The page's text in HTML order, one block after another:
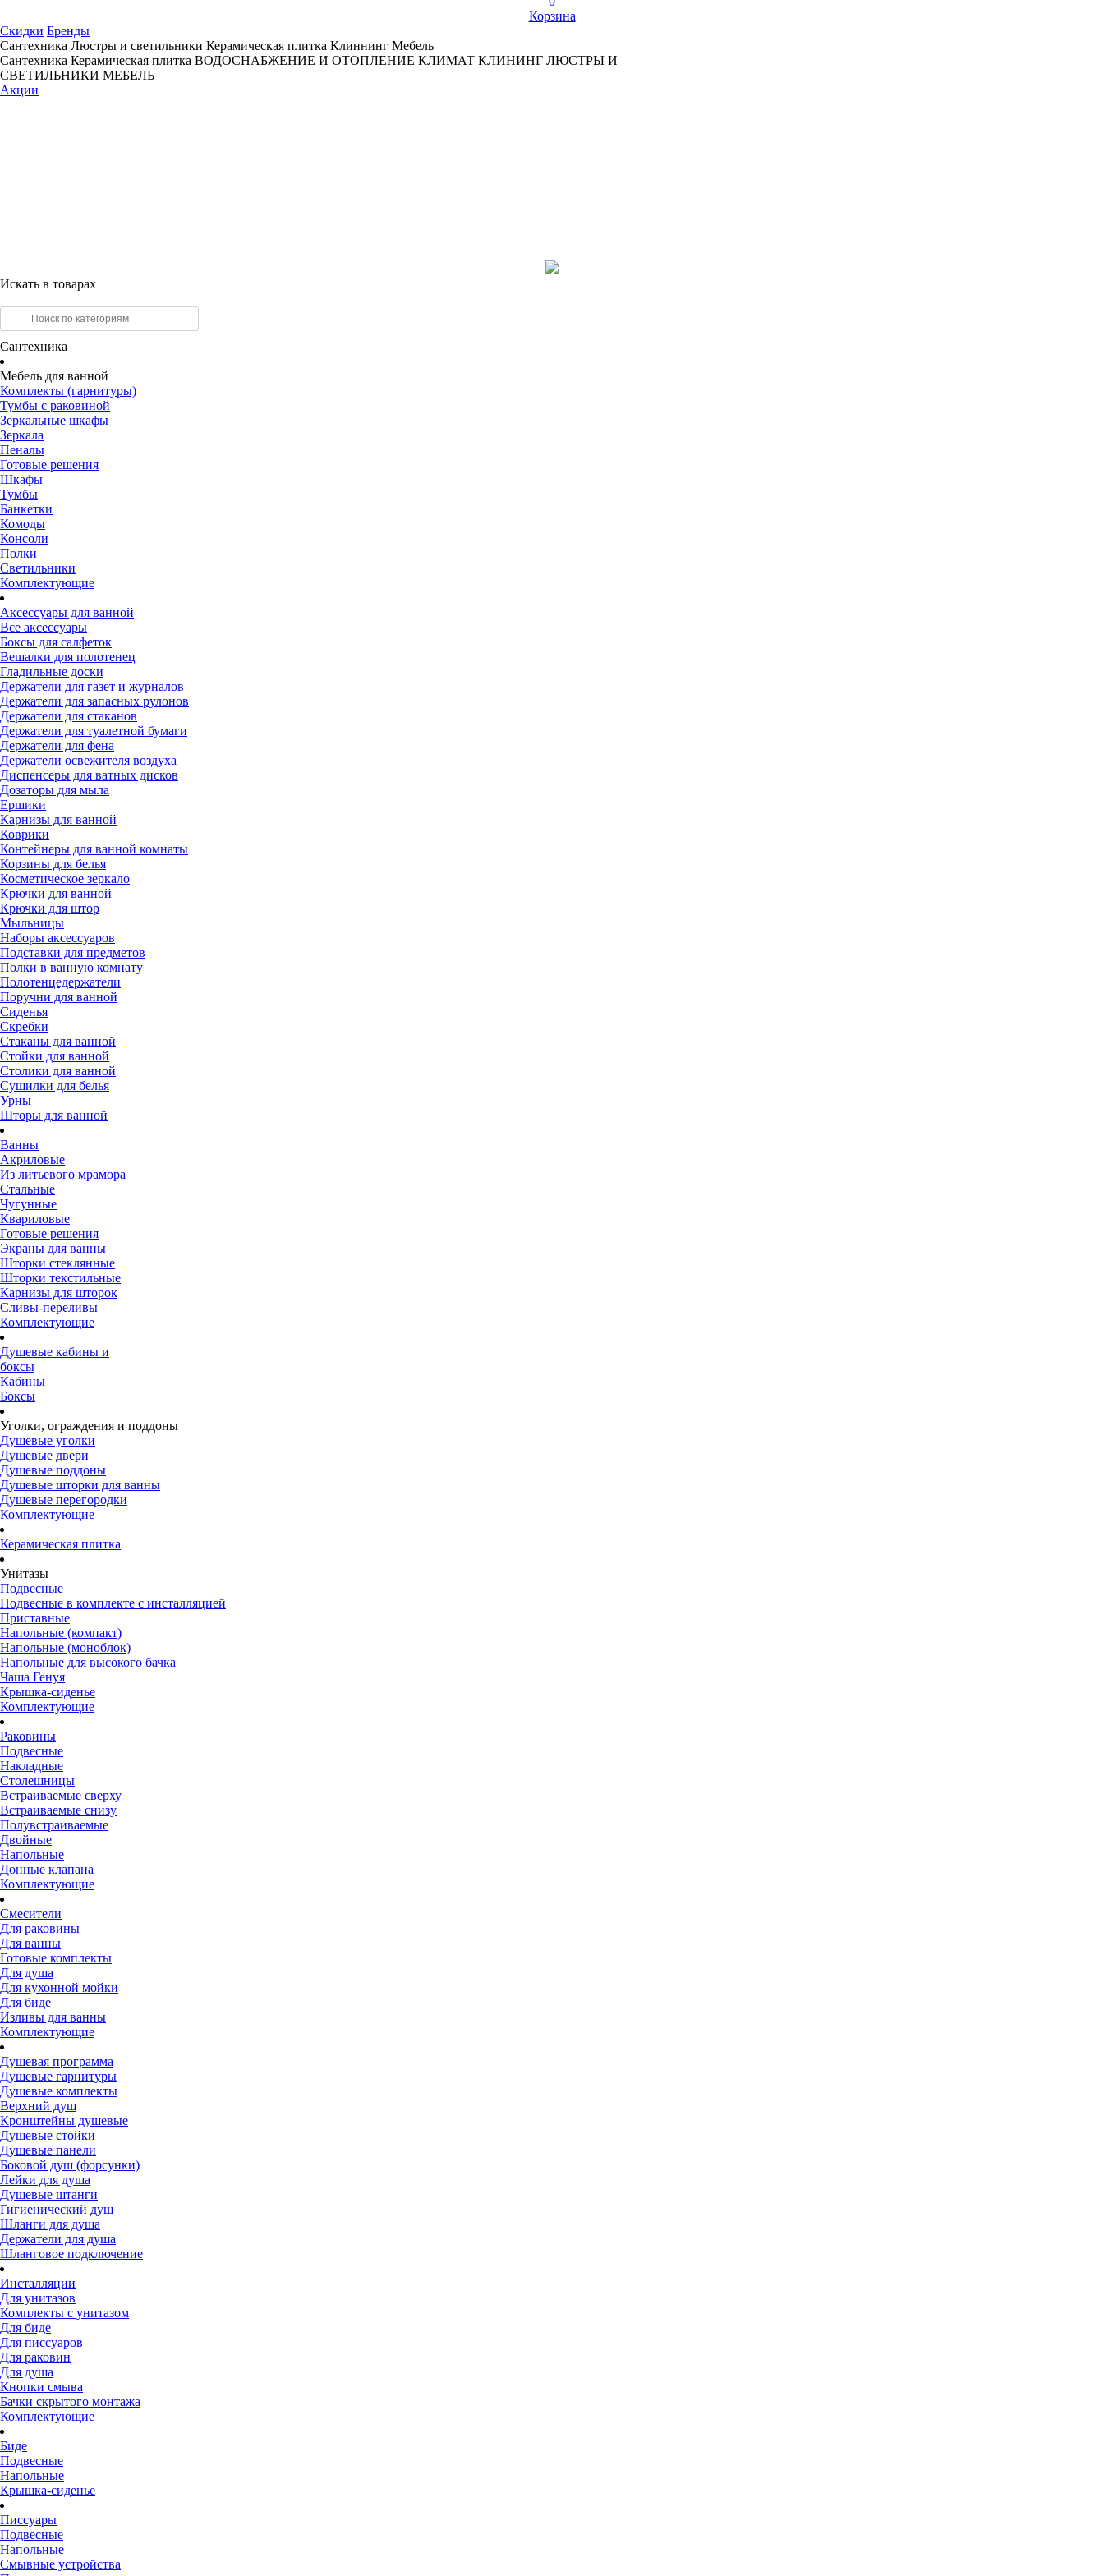
Корзина
Скидки Бренды
Сантехника Люстры и светильники Керамическая плитка Клиннинг Мебель
Сантехника Керамическая плитка ВОДОСНАБЖЕНИЕ И ОТОПЛЕНИЕ КЛИМАТ КЛИНИНГ ЛЮСТРЫ И
СВЕТИЛЬНИКИ МЕБЕЛЬ
Акции
Искать в товарах
Сантехника
Мебель для ванной
Комплекты (гарнитуры)
Тумбы с раковиной
Зеркальные шкафы
Зеркала
Пеналы
Готовые решения
Шкафы
Тумбы
Банкетки
Комоды
Консоли
Полки
Светильники
Комплектующие
Аксессуары для ванной
Все аксессуары
Боксы для салфеток
Вешалки для полотенец
Гладильные доски
Держатели для газет и журналов
Держатели для запасных рулонов
Держатели для стаканов
Держатели для туалетной бумаги
Держатели для фена
Держатели освежителя воздуха
Диспенсеры для ватных дисков
Дозаторы для мыла
Ершики
Карнизы для ванной
Коврики
Контейнеры для ванной комнаты
Корзины для белья
Косметическое зеркало
Крючки для ванной
Крючки для штор
Мыльницы
Наборы аксессуаров
Подставки для предметов
Полки в ванную комнату
Полотенцедержатели
Поручни для ванной
Сиденья
Скребки
Стаканы для ванной
Стойки для ванной
Столики для ванной
Сушилки для белья
Урны
Шторы для ванной
Ванны
Акриловые
Из литьевого мрамора
Стальные
Чугунные
Квариловые
Готовые решения
Экраны для ванны
Шторки стеклянные
Шторки текстильные
Карнизы для шторок
Сливы-переливы
Комплектующие
Душевые кабины и
боксы
Кабины
Боксы
Уголки, ограждения и поддоны
Душевые уголки
Душевые двери
Душевые поддоны
Душевые шторки для ванны
Душевые перегородки
Комплектующие
Керамическая плитка
Унитазы
Подвесные
Подвесные в комплекте с инсталляцией
Приставные
Напольные (компакт)
Напольные (моноблок)
Напольные для высокого бачка
Чаша Генуя
Крышка-сиденье
Комплектующие
Раковины
Подвесные
Накладные
Столешницы
Встраиваемые сверху
Встраиваемые снизу
Полувстраиваемые
Двойные
Напольные
Донные клапана
Комплектующие
Смесители
Для раковины
Для ванны
Готовые комплекты
Для душа
Для кухонной мойки
Для биде
Изливы для ванны
Комплектующие
Душевая программа
Душевые гарнитуры
Душевые комплекты
Верхний душ
Кронштейны душевые
Душевые стойки
Душевые панели
Боковой душ (форсунки)
Лейки для душа
Душевые штанги
Гигиенический душ
Шланги для душа
Держатели для душа
Шланговое подключение
Инсталляции
Для унитазов
Комплекты с унитазом
Для биде
Для писсуаров
Для раковин
Для душа
Кнопки смыва
Бачки скрытого монтажа
Комплектующие
Биде
Подвесные
Напольные
Крышка-сиденье
Писсуары
Подвесные
Напольные
Смывные устройства